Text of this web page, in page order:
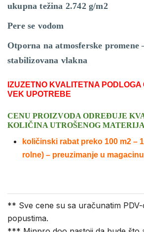
ukupna težina 2.742 g/m2
Pere se vodom
Otporna na atmosferske promene
stabilizovana vlakna
IZUZETNO KVALITETNA
VEK UPOTREBE
CENU PROIZVODA ODREĐUJE
KOLIČINA UTROŠENOG
količinski rabat preko 100 m2 –
rolne) – preuzimanje u magacinu
** Sve cene su sa uračunatim
popustima.